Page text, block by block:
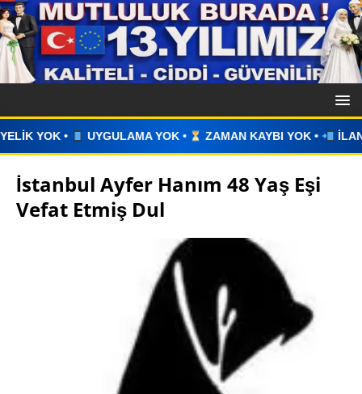
YOK • ZAMAN KAYBI YOK • İLAN VERİN • WHATSAPP
İstanbul Ayfer Hanım 48 Yaş Eşi
Vefat Etmiş Dul